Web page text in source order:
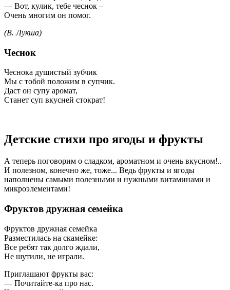
— Вот, кулик, тебе чеснок –
Очень многим он помог.
(В. Лукша)
Чеснок
Чеснока душистый зубчик
Мы с тобой положим в супчик.
Даст он супу аромат,
Станет суп вкусней стократ!
Детские стихи про ягоды и фрукты
А теперь поговорим о сладком, ароматном и очень вкусном!..
И полезном, конечно же, тоже... Ведь фрукты и ягоды
наполнены самыми полезными и нужными витаминами и
микроэлементами!
Фруктов дружная семейка
Фруктов дружная семейка
Разместилась на скамейке:
Все ребят так долго ждали,
Не шутили, не играли.
Приглашают фрукты вас:
— Почитайте-ка про нас.